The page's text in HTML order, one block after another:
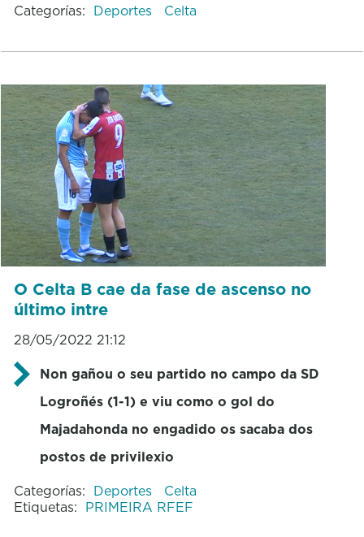
Categorías: Deportes Celta
O Celta B cae da fase de ascenso no
último intre
28/05/2022 21:12
Non gañou o seu partido no campo da SD
Logroñés (1-1) e viu como o gol do
Majadahonda no engadido os sacaba dos
postos de privilexio
Categorías: Deportes
Celta
Etiquetas: PRIMEIRA RFEF